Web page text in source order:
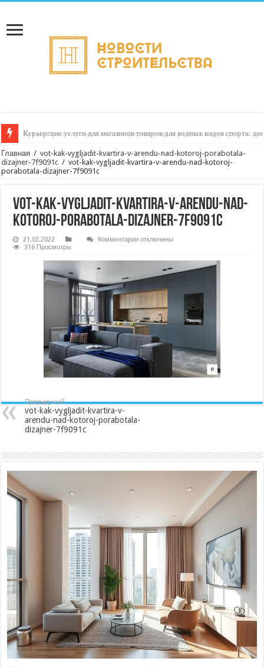
Курьерские услуги для магазинов товаров для водных видов спорта:
Как настроить автоматическое формирование рейтинга курьеров по
Главная / vot-kak-vygljadit-kvartira-v-arendu-nad-kotoroj-porabotala-
dizajner-7f9091c / vot-kak-vygljadit-kvartira-v-arendu-nad-kotoroj-
porabotala-dizajner-7f9091c
vot-kak-vygljadit-kvartira-v-arendu-nad-
kotoroj-porabotala-dizajner-7f9091c
21.02.2022 Комментариик
kak-
vygljadit-
kvartira-
arendu-
kotoroj-
porabotala-
dizajner-
отключены
316 Просмотры
Предыдущий
vot-kak-vygljadit-kvartira-v-
arendu-nad-kotoroj-porabotala-
dizajner-7f9091c